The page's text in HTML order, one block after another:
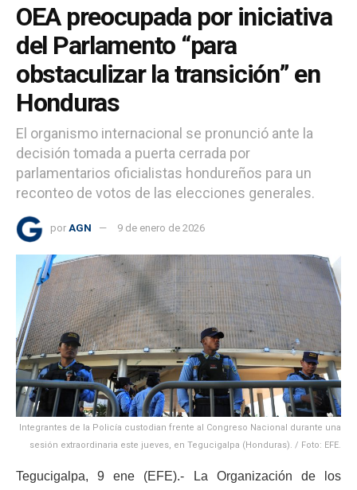
OEA preocupada por iniciativa
del Parlamento “para
obstaculizar la transición” en
Honduras
El organismo internacional se pronunció ante la
decisión tomada a puerta cerrada por
parlamentarios oficialistas hondureños para un
reconteo de votos de las elecciones generales.
por AGN 9 de enero de 2026
Integrantes de la Policía custodian frente al Congreso Nacional durante una
sesión extraordinaria este jueves, en Tegucigalpa (Honduras). / Foto: EFE.
Tegucigalpa, 9 ene (EFE).- La Organización de los